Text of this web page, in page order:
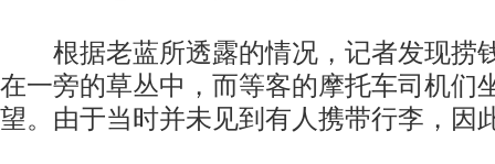
根据老蓝所透露的情况，记者发现捞
在一旁的草丛中，而等客的摩托车司机们
望。由于当时并未见到有人携带行李，因